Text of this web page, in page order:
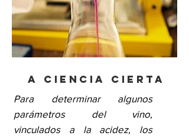
A ciencia cierta
Para determinar algunos
parámetros del vino,
vinculados a la acidez, los